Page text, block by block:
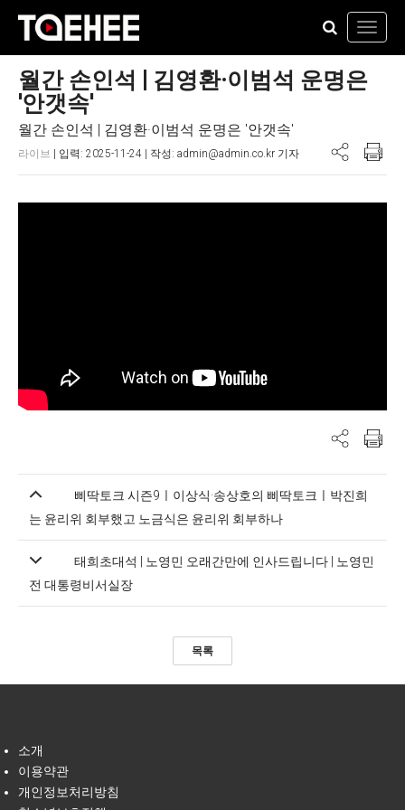
월간 손인석 | 김영환·이범석 운명은
'안갯속'
월간 손인석 | 김영환·이범석 운명은 '안갯속'
라이브 | 입력: 2025-11-24 | 작성: admin@admin.co.kr 기자
삐딱토크 시즌9ㅣ이상식·송상호의 삐딱토크ㅣ박진희
는 윤리위 회부했고 노금식은 윤리위 회부하나
태희초대석 | 노영민 오래간만에 인사드립니다 | 노영민
전 대통령비서실장
목록
소개
이용약관
개인정보처리방침